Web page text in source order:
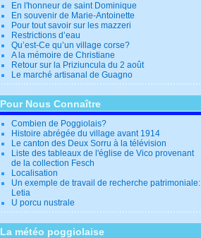
En l'honneur de saint Dominique
En souvenir de Marie-Antoinette
Pour tout savoir sur les mazzeri
Restrictions d’eau
Qu’est-Ce qu’un village corse?
A la mémoire de Christiane
Retour sur la Priziuncula du 2 août
Le marché artisanal de Guagno
Pour Nous Connaître
Combien de Poggiolais?
Histoire abrégée du village avant 1914
Le canton des Deux Sorru à la télévision
Liste des tableaux de l'église de Vico provenant
de la collection Fesch
Localisation
Un exemple de travail de recherche patrimoniale:
Letia
U porcu nustrale
La météo poggiolaise